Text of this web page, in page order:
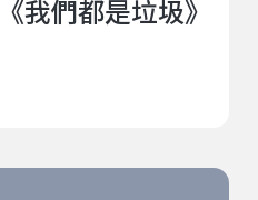
我們都是垃圾》
好吃的點｜2022臺北藝穗